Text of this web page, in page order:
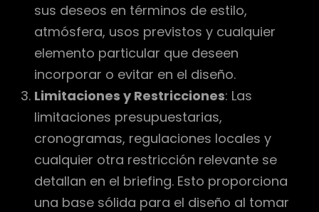
sus deseos en términos de estilo,
atmósfera, usos previstos y cualquier
elemento particular que deseen
incorporar o evitar en el diseño.
Limitaciones y Restricciones: Las
limitaciones presupuestarias,
cronogramas, regulaciones locales y
cualquier otra restricción relevante se
detallan en el briefing. Esto proporciona
una base sólida para el diseño al tomar